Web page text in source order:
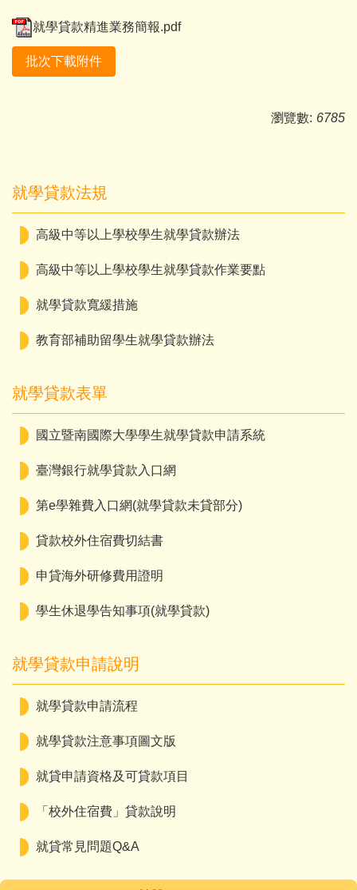
就學貸款精進業務簡報.pdf
批次下載附件
瀏覽數: 6785
就學貸款法規
高級中等以上學校學生就學貸款辦法
高級中等以上學校學生就學貸款作業要點
就學貸款寬緩措施
教育部補助留學生就學貸款辦法
就學貸款表單
國立暨南國際大學學生就學貸款申請系統
臺灣銀行就學貸款入口網
第e學雜費入口網(就學貸款未貸部分)
貸款校外住宿費切結書
申貸海外研修費用證明
學生休退學告知事項(就學貸款)
就學貸款申請說明
就學貸款申請流程
就學貸款注意事項圖文版
就貸申請資格及可貸款項目
「校外住宿費」貸款說明
就貸常見問題Q&A